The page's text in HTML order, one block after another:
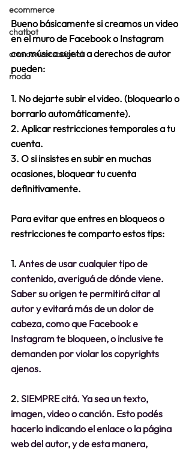
ecommerce
chatbot
crm conversacional
moda
Bueno básicamente si creamos un video
en el muro de Facebook o Instagram
con música sujeta a derechos de autor
pueden:
1. No dejarte subir el video. (bloquearlo o
borrarlo automáticamente).
2. Aplicar restricciones temporales a tu
cuenta.
3. O si insistes en subir en muchas
ocasiones, bloquear tu cuenta
definitivamente.
Para evitar que entres en bloqueos o
restricciones te comparto estos tips:
1. Antes de usar cualquier tipo de
contenido, averiguá de dónde viene.
Saber su origen te permitirá citar al
autor y evitará más de un dolor de
cabeza, como que Facebook e
Instagram te bloqueen, o inclusive te
demanden por violar los copyrights
ajenos.
2. SIEMPRE citá. Ya sea un texto,
imagen, video o canción. Esto podés
hacerlo indicando el enlace o la página
web del autor, y de esta manera,